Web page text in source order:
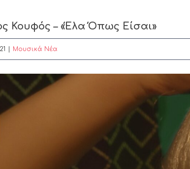
Κουφός – «Έλα Όπως Είσαι»
Μουσικά Νέα